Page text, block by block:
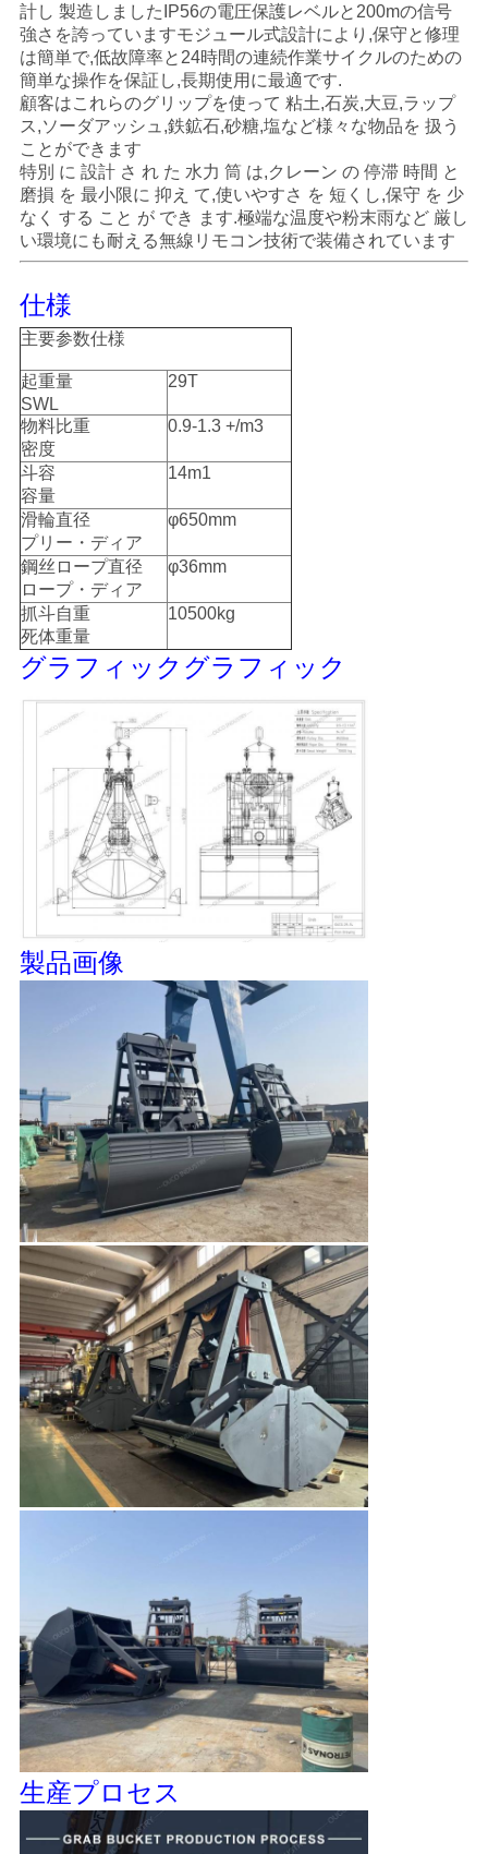
ニ
ュ
ー
ス
事
件
CONTACT
US
地
図
プ
ラ
イ
シ
ー
計し 製造しましたIP56の電圧保護レベルと200mの信号
強さを誇っていますモジュール式設計により,保守と修理
は簡単で,低故障率と24時間の連続作業サイクルのための
簡単な操作を保証し,長期使用に最適です.
顧客はこれらのグリップを使って 粘土,石炭,大豆,ラップ
ス,ソーダアッシュ,鉄鉱石,砂糖,塩など様々な物品を 扱う
ことができます
特別 に 設計 さ れ た 水力 筒 は,クレーン の 停滞 時間 と
磨損 を 最小限に 抑え て,使いやすさ を 短くし,保守 を 少
なく する こと が でき ます.極端な温度や粉末雨など 厳し
い環境にも耐える無線リモコン技術で装備されています
仕様
主要参数仕様
起重量
SWL
29T
物料比重
密度
0.9-1.3 +/m3
斗容
容量
14m1
滑輪直径
プリー・ディア
φ650mm
鋼丝ロープ直径
ロープ・ディア
φ36mm
抓斗自重
死体重量
10500kg
グラフィックグラフィック
製品画像
生産プロセス